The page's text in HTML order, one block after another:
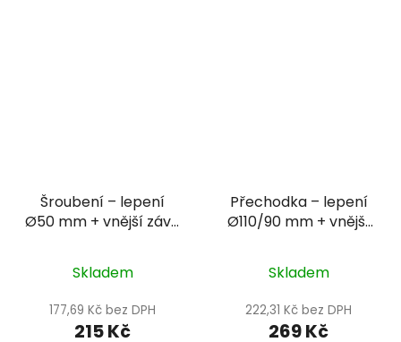
Šroubení – lepení
Ø50 mm + vnější závit
Skladem
177,69 Kč bez DPH
215 Kč
Přechodka – lepení
Ø110/90 mm + vnější
Skladem
222,31 Kč bez DPH
269 Kč